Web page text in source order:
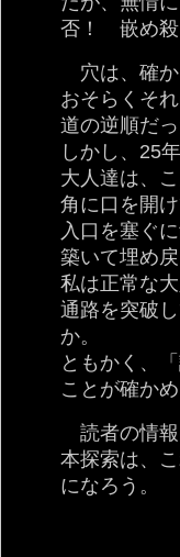
否！ 嵌め殺
穴は、確か
おそらくそ
道の逆順だっ
しかし、25
大人達は、
角に口を開
入口を塞ぐ
築いて埋め戻
私は正常な
通路を突破
か。
ともかく、
ことが確かめ
読者の情報
本探索は、
になろう。